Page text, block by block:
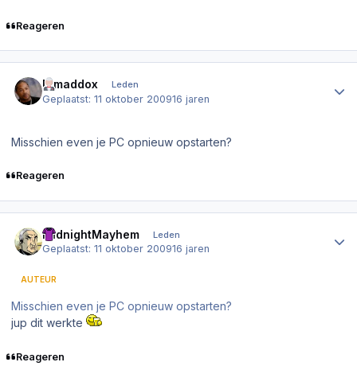
Reageren
Djmaddox Leden
Geplaatst:11 oktober 200916 jaren
Misschien even je PC opnieuw opstarten?
Reageren
MidnightMayhem Leden
Geplaatst:11 oktober 200916 jaren
AUTEUR
Misschien even je PC opnieuw opstarten?
jup dit werkte
Reageren